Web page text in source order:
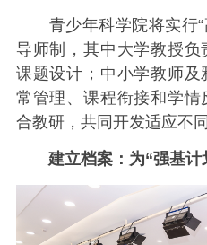
青少年科学院将实行“
导师制，其中大学教授
课题设计；中小学教师及
常管理、课程衔接和学
合教研，共同开发适应不
建立档案：为“强基计